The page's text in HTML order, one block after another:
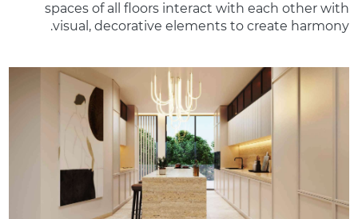
spaces of all floors interact with each other with
visual, decorative elements to create harmony.